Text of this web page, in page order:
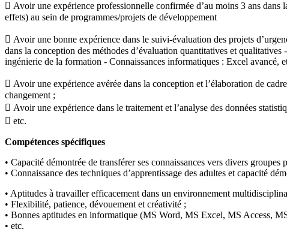
 Avoir une expérience professionnelle confirmée d’au moins 3 ans dans
effets) au sein de programmes/projets de développement
 Avoir une bonne expérience dans le suivi-évaluation des projets
dans la conception des méthodes d’évaluation quantitatives et
ingénierie de la formation - Connaissances informatiques : Excel avancé,
 Avoir une expérience avérée dans la conception et l’élaboration de
changement ;
 Avoir une expérience dans le traitement et l’analyse des données
 etc.
Compétences spécifiques
• Capacité démontrée de transférer ses connaissances vers divers
• Connaissance des techniques d’apprentissage des adultes et capacité
• Aptitudes à travailler efficacement dans un environnement
• Flexibilité, patience, dévouement et créativité ;
• Bonnes aptitudes en informatique (MS Word, MS Excel, MS Access,
• etc.